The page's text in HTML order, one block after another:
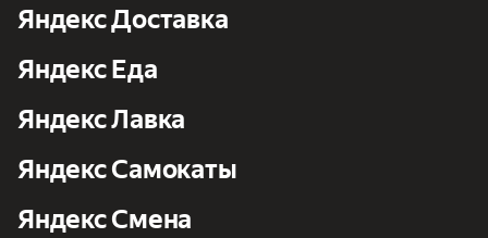
Яндекс Доставка
Яндекс Еда
Яндекс Лавка
Яндекс Самокаты
Яндекс Смена